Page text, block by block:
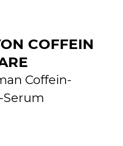
COFFEIN
Coffein-
Serum